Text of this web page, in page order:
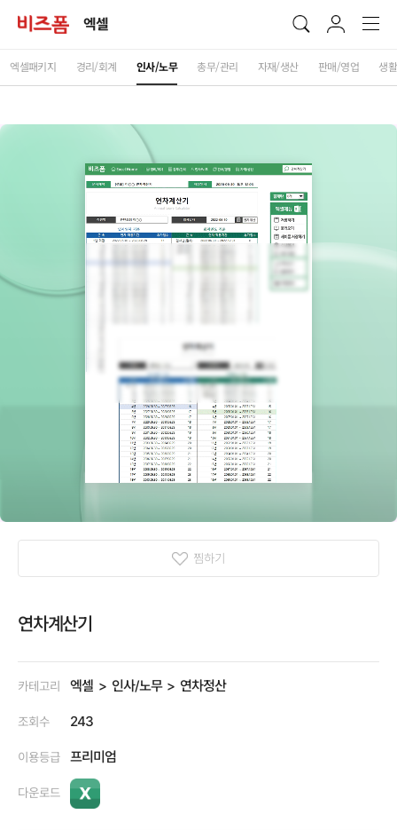
엑셀
엑셀패키지 경리/회계 인사/노무 총무/관리 자재/생산 판매/영업 생
찜하기
연차계산기
카테고리 엑셀 인사/노무 연차정산
조회수 243
이용등급 프리미엄
다운로드